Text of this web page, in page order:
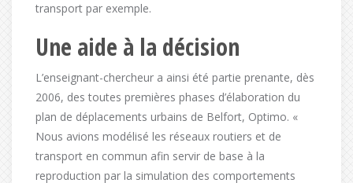
transport par exemple.
Une aide à la décision
L’enseignant-chercheur a ainsi été partie prenante, dès
2006, des toutes premières phases d’élaboration du
plan de déplacements urbains de Belfort, Optimo. «
Nous avions modélisé les réseaux routiers et de
transport en commun afin servir de base à la
reproduction par la simulation des comportements